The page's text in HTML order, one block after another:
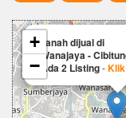
Tanah dijual di
Wanajaya -
Ada 2 Listing-
+
−